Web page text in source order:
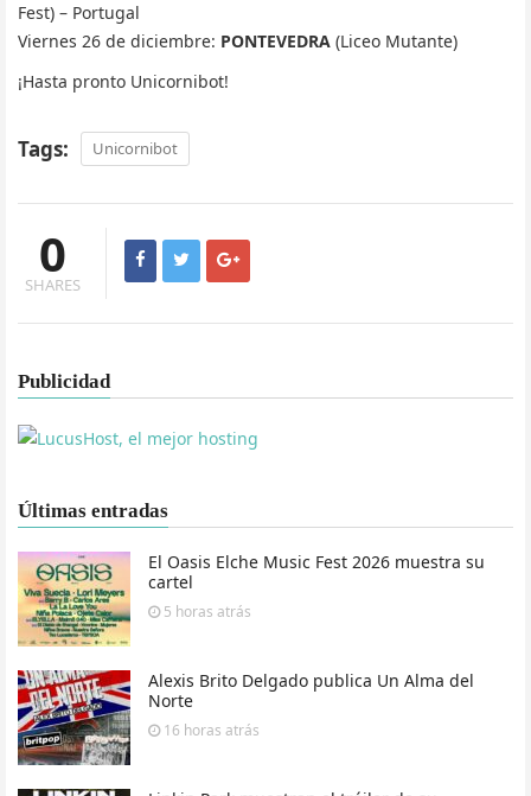
Fest) – Portugal
Viernes 26 de diciembre: PONTEVEDRA (Liceo Mutante)
¡Hasta pronto Unicornibot!
Tags: Unicornibot
0
SHARES
Publicidad
Últimas entradas
El Oasis Elche Music Fest 2026 muestra su
cartel
5 horas atrás
Alexis Brito Delgado publica Un Alma del
Norte
16 horas atrás